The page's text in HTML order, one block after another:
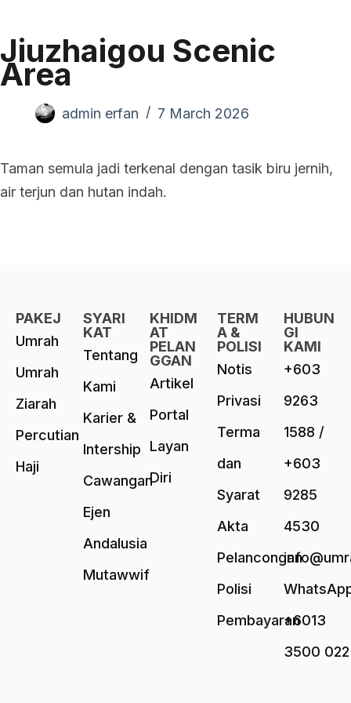
Jiuzhaigou Scenic
Area
admin erfan 7 March 2026
Taman semula jadi terkenal dengan tasik biru jernih,
air terjun dan hutan indah.
PAKEJ
Umrah
Umrah
Ziarah
Percutian
Haji
SYARI
KAT
Tentang
Kami
Karier &
Intership
Cawangan
Ejen
Andalusia
Mutawwif
KHIDM
AT
PELAN
GGAN
Artikel
Portal
Layan
Diri
TERM
A &
POLISI
Notis
Privasi
Terma
dan
Syarat
Akta
Pelancongan
Polisi
Pembayaran
HUBUN
GI
KAMI
+603
9263
1588 /
+603
9285
4530
+6013
3500 022